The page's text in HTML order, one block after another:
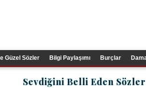
Güzel Sözler Bilgi Paylaşımı Burçlar
Sevdiğini Belli Eden Sözler